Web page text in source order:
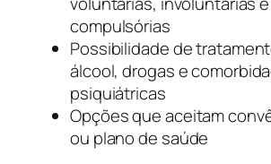
compulsórias
Possibilidade de
álcool, drogas e
psiquiátricas
Opções que aceitam
ou plano de saúde